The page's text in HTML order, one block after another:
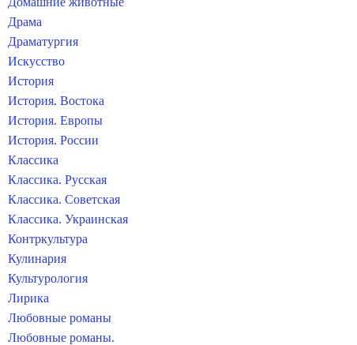
Драма
Драматургия
Искусство
История
История. Востока
История. Европы
История. России
Классика
Классика. Русская
Классика. Советская
Классика. Украинская
Контркультура
Кулинария
Культурология
Лирика
Любовные романы
Любовные романы.